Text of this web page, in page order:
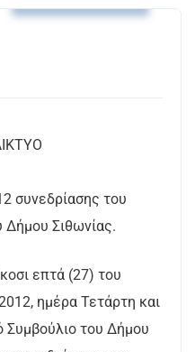
συνεδρίασης του
Δήμου Σιθωνίας.
επτά (27) του
ημέρα Τετάρτη και
Συμβούλιο του Δήμου